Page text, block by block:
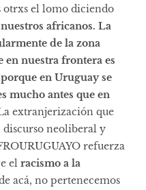
otrxs el lomo diciendo
africanos. La
de la zona
nuestra frontera es
en Uruguay se
mucho antes que en
extranjerización que
discurso neoliberal y
refuerza
el racismo a la
acá, no pertenecemos